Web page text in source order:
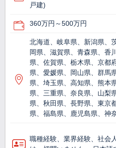
戸建)
360万円～500万円
北海道、岐阜県、新潟県、
岡県、滋賀県、青森県、香
県、佐賀県、栃木県、京都
県、愛媛県、岡山県、群馬
県、埼玉県、高知県、熊本
県、三重県、奈良県、山梨
県、秋田県、長野県、東京
県、福島県、鹿児島県、神
職種経験、業界経験、社会